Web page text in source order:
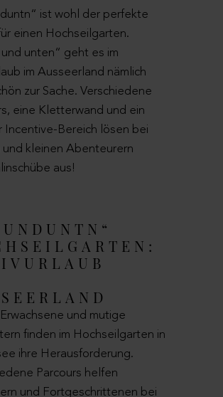
ist wohl der perfekte
einen Hochseilgarten.
unten“ geht es im
im Ausseerland nämlich
zur Sache. Verschiedene
eine Kletterwand und ein
Incentive-Bereich lösen bei
und kleinen Abenteurern
aus!
Erwachsene und mutige
finden im Hochseilgarten in
ihre Herausforderung.
Parcours helfen
und Fortgeschrittenen bei